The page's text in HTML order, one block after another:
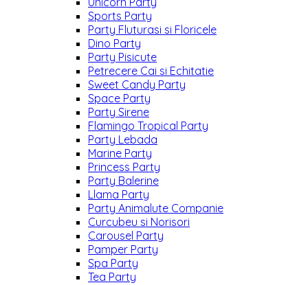
Sports Party
Party Fluturasi si Floricele
Dino Party
Party Pisicute
Petrecere Cai si Echitatie
Sweet Candy Party
Space Party
Party Sirene
Flamingo Tropical Party
Party Lebada
Marine Party
Princess Party
Party Balerine
Llama Party
Party Animalute Companie
Curcubeu si Norisori
Carousel Party
Pamper Party
Spa Party
Tea Party